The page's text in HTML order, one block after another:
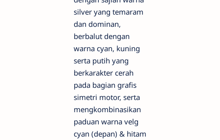
silver yang temaram
dan dominan,
berbalut dengan
warna cyan, kuning
serta putih yang
berkarakter cerah
pada bagian grafis
simetri motor, serta
mengkombinasikan
paduan warna velg
cyan (depan) & hitam